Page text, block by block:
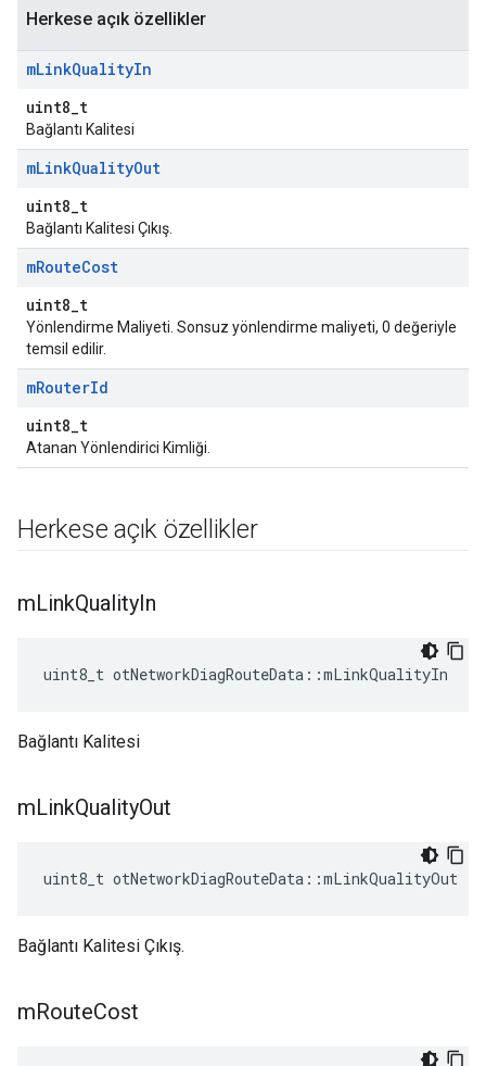
Herkese açık özellikler
mLinkQualityIn
uint8_t
Bağlantı Kalitesi
mLinkQualityOut
uint8_t
Bağlantı Kalitesi Çıkış.
mRouteCost
uint8_t
Yönlendirme Maliyeti. Sonsuz yönlendirme maliyeti, 0 değeriyle
temsil edilir.
mRouterId
uint8_t
Atanan Yönlendirici Kimliği.
Herkese açık özellikler
mLinkQualityIn
uint8_t otNetworkDiagRouteData ::mLinkQualityIn
Bağlantı Kalitesi
mLinkQualityOut
uint8_t otNetworkDiagRouteData ::mLinkQualityOut
Bağlantı Kalitesi Çıkış.
mRouteCost